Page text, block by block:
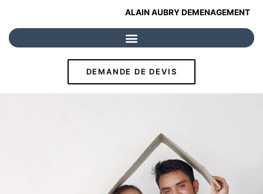
contenu
ALAIN AUBRY DEMENAGEMENT
DEMANDE DE DEVIS